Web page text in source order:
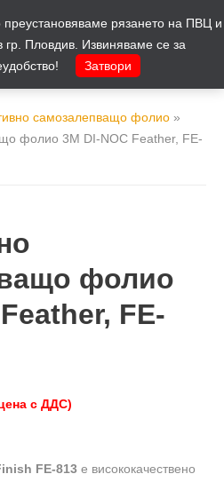
самозалепващо фолио »
фолио 3M DI-NOC Feather, FE-
фолио
FE-
с ДДС)
FE-813 е висококачествено
рязането на ПВЦ и
гр. Пловдив. Извиняваме се за
Затвори